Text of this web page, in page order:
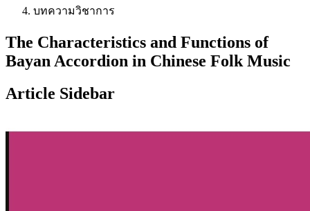
บทความวิชาการ
The Characteristics and Functions of
Bayan Accordion in Chinese Folk Music
Article Sidebar